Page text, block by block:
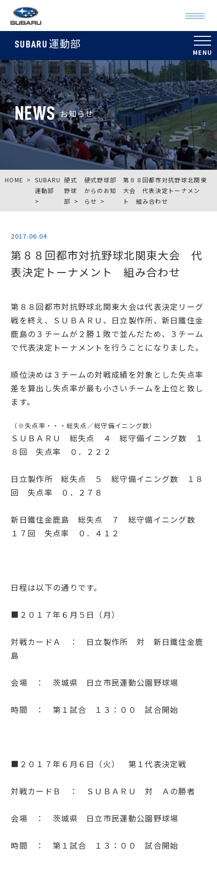
SUBARU 運動部
NEWS お知らせ
HOME
SUBARU
運動部
硬式
野球
部
硬式野球部
からのお知
らせ
第８８回都市対抗野球北関東
大会 代表決定トーナメン
ト 組み合わせ
2017.06.04
第８８回都市対抗野球北関東大会 代
表決定トーナメント 組み合わせ
第８８回都市対抗野球北関東大会は代表決定リーグ
戦を終え、ＳＵＢＡＲＵ、日立製作所、新日鐵住金
鹿島の３チームが２勝１敗で並んだため、３チーム
で代表決定トーナメントを行うことになりました。
順位決めは３チームの対戦成績を対象とした失点率
差を算出し失点率が最も小さいチームを上位と致し
ます。
（※失点率・・・総失点／総守備イニング数）
ＳＵＢＡＲＵ 総失点 ４ 総守備イニング数 １
８回 失点率 ０．２２２
日立製作所 総失点 ５ 総守備イニング数 １８
回 失点率 ０．２７８
新日鐵住金鹿島 総失点 ７ 総守備イニング数
１７回 失点率 ０．４１２
日程は以下の通りです。
■２０１７年６月５日（月）
対戦カードＡ ： 日立製作所 対 新日鐵住金鹿
島
会場 ： 茨城県 日立市民運動公園野球場
時間 ： 第１試合 １３：００ 試合開始
■２０１７年６月６日（火） 第１代表決定戦
対戦カードＢ ： ＳＵＢＡＲＵ 対 Ａの勝者
会場 ： 茨城県 日立市民運動公園野球場
時間 ： 第１試合 １３：００ 試合開始